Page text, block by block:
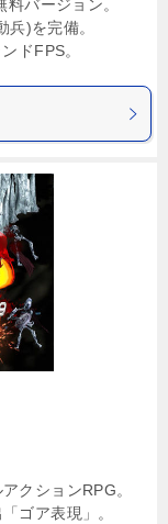
バージョン。
)を完備。
ドFPS。
クションRPG。
ゴア表現」。